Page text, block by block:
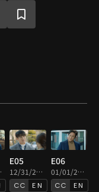
오수와 유리! 두 사람이
애, 굿바이야 웰컴이야?
E05
12/31/2025 • 47m
EN
E06
01/01/2026 • 49m
EN